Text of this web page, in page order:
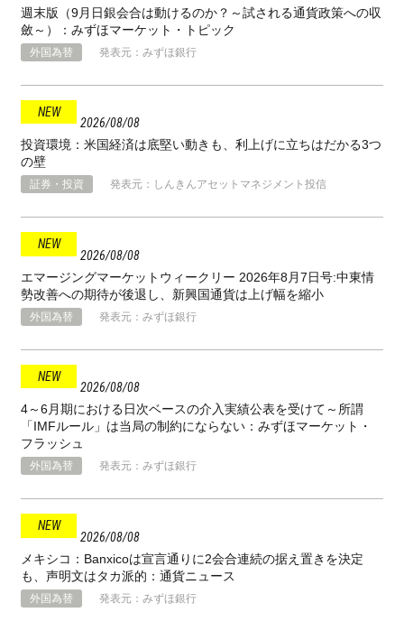
週末版（9月日銀会合は動けるのか？～試される通貨政策への収
斂～）：みずほマーケット・トピック
外国為替 発表元：みずほ銀行
2026 08 08
投資環境：米国経済は底堅い動きも、利上げに立ちはだかる3つ
の壁
証券・投資 発表元：しんきんアセットマネジメント投信
2026 08 08
エマージングマーケットウィークリー 2026年8月7日号:中東情
勢改善への期待が後退し、新興国通貨は上げ幅を縮小
外国為替 発表元：みずほ銀行
2026 08 08
4～6月期における日次ベースの介入実績公表を受けて～所謂
「IMFルール」は当局の制約にならない：みずほマーケット・
フラッシュ
外国為替 発表元：みずほ銀行
2026 08 08
メキシコ：Banxicoは宣言通りに2会合連続の据え置きを決定
も、声明文はタカ派的：通貨ニュース
外国為替 発表元：みずほ銀行